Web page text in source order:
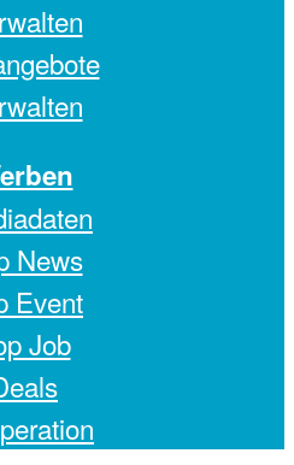
News
Event
Job